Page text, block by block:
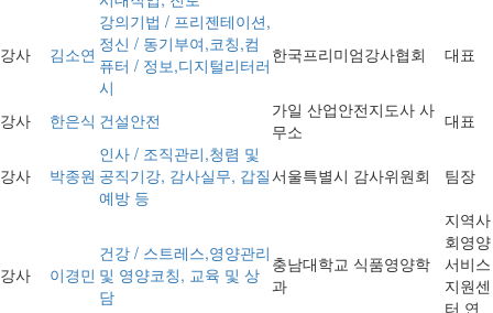
강사 김소연
강의기법 / 프리젠테이션,
정신 / 동기부여,코칭,컴
퓨터 / 정보,디지털리터러
시
한국프리미엄강사협회 대표
강사 한은식 건설안전
가일 산업안전지도사 사
무소
대표
강사 박종원
인사 / 조직관리,청렴 및
공직기강, 감사실무, 갑질
예방 등
서울특별시 감사위원회 팀장
강사 이경민
건강 / 스트레스,영양관리
및 영양코칭, 교육 및 상
담
충남대학교 식품영양학
과
지역사
회영양
서비스
지원센
터 연